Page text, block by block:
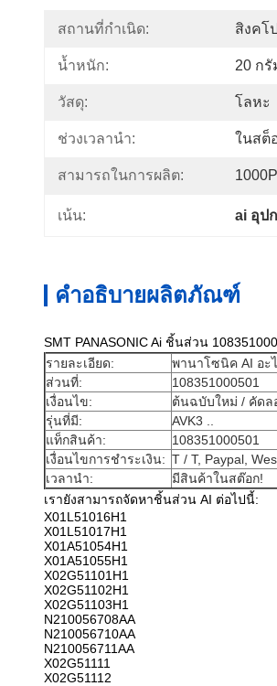
สถานที่กำเนิด: สิงคโ
น้ำหนัก: 20 กรั
วัสดุ: โลหะ
ช่วงเวลานำ: ในสต็
สามารถในการผลิต:
เน้น: ai อุป
คำอธิบายผลิตภัณฑ์
SMT PANASONIC Ai ชิ้นส่วน
รายละเอียด:
พานาโซนิค AI อะ
ส่วนที่:
108351000501
เงื่อนไข:
ต้นฉบับใหม่ / คัดล
รุ่นที่มี:
AVK3 ..
แท็กสินค้า:
108351000501
เงื่อนไขการชำระเงิน: T / T, Paypal,
เวลานำ:
มีสินค้าในสต๊อก!
เรายังสามารถจัดหาชิ้นส่วน AI ต่อไปนี้:
X01L51016H1
X01L51017H1
X01A51054H1
X01A51055H1
X02G51101H1
X02G51102H1
X02G51103H1
N210056708AA
N210056710AA
N210056711AA
X02G51111
X02G51112